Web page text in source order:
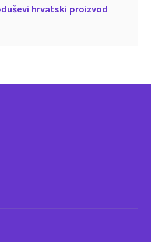
hrvatski proizvod